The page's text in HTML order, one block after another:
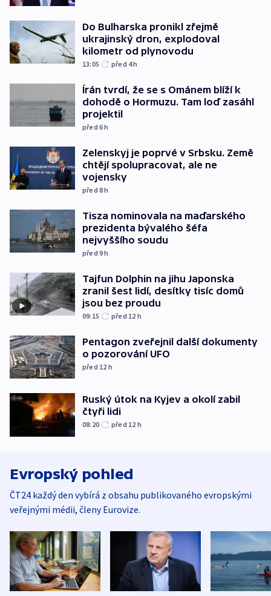
Do Bulharska pronikl zřejmě
ukrajinský dron, explodoval
kilometr od plynovodu
13:05 před 4h
Írán tvrdí, že se s Ománem blíží k
dohodě o Hormuzu. Tam loď zasáhl
projektil
před 6h
Zelenskyj je poprvé v Srbsku. Země
chtějí spolupracovat, ale ne
vojensky
před 8h
Tisza nominovala na maďarského
prezidenta bývalého šéfa
nejvyššího soudu
před 9h
Tajfun Dolphin na jihu Japonska
zranil šest lidí, desítky tisíc domů
jsou bez proudu
09:15 před 12 h
Pentagon zveřejnil další dokumenty
o pozorování UFO
před 12 h
Ruský útok na Kyjev a okolí zabil
čtyři lidi
08:20 před 12 h
Evropský pohled
ČT24 každý den vybírá z obsahu publikovaného evropskými
veřejnými médii, členy Eurovize.